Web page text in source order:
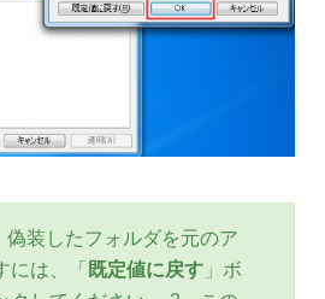
偽装したフォルダを元のア
には、「 既定値に戻す 」ボ